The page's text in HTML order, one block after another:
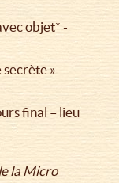
objet* -
» -
final – lieu
la Micro